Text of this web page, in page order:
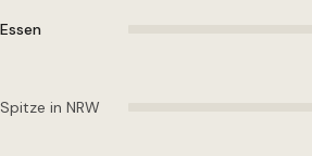
Essen
Spitze in NRW